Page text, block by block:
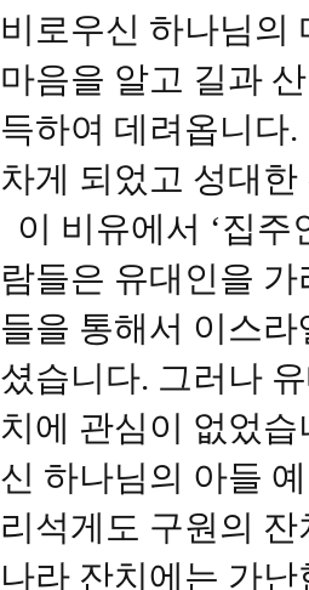
비로우신 하나님의
마음을 알고 길과
득하여 데려옵니다
차게 되었고 성대
이 비유에서 ‘집주
람들은 유대인을
들을 통해서 이스
셨습니다. 그러나
치에 관심이 없었
신 하나님의 아들
리석게도 구원의
나라 잔치에는 가